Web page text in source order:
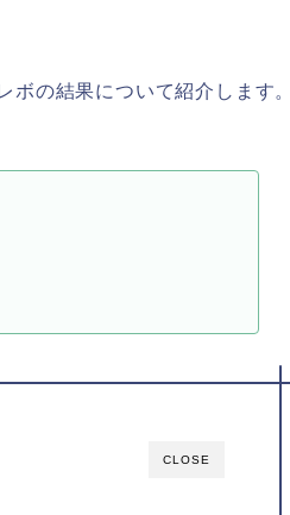
の結果について紹介します。
CLOSE